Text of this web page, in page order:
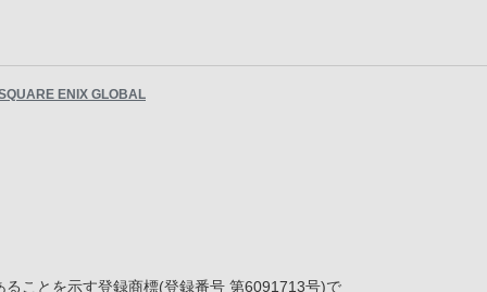
ENIX GLOBAL
ことを示す登録商標(登録番号 第6091713号)で